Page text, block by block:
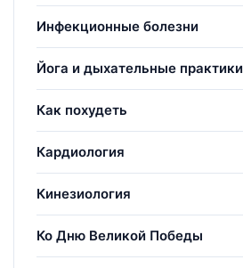
Инфекционные болезни
Йога и дыхательные практики
Как похудеть
Кардиология
Кинезиология
Ко Дню Великой Победы